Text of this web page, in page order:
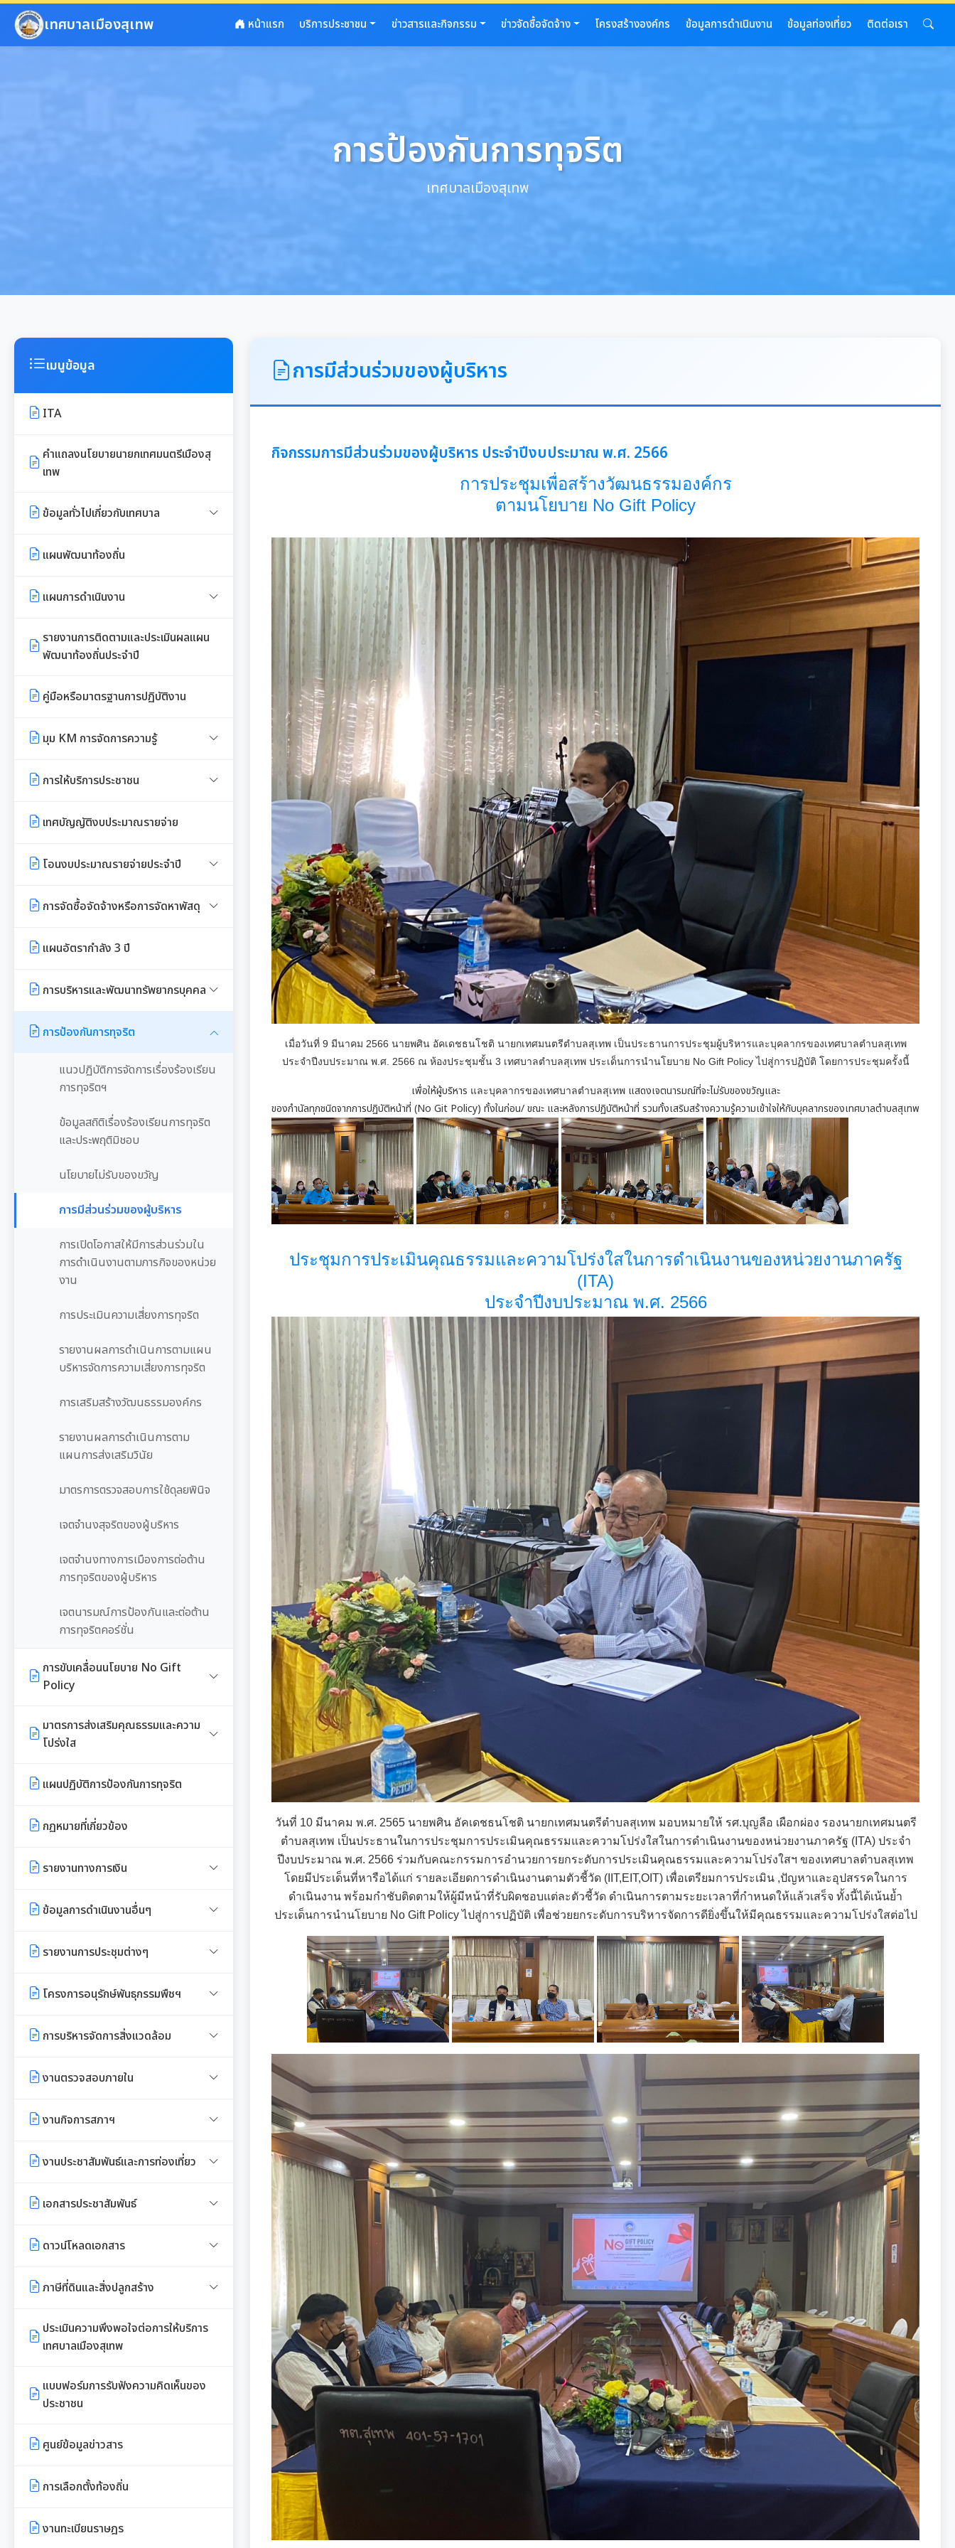
ข้ามไปยังเนื้อหาหลัก
เทศบาลเมืองสุเทพ หน้าแรก บริการประชาชน ข่าวสารและกิจกรรม ข่าวจัดซื้อจัดจ้าง โครงสร้างองค์กร ข้อมูลการดำเนินงาน ข้อมูลท่องเที่ยว ติดต่อเรา
การป้องกันการทุจริต
เทศบาลเมืองสุเทพ
เมนูข้อมูล
ITA
คำแถลงนโยบายนายกเทศมนตรีเมืองสุ
เทพ
ข้อมูลทั่วไปเกี่ยวกับเทศบาล
ประวัติความเป็นมา
แผนพัฒนาท้องถิ่น
แผนการดำเนินงาน
แผนดำเนินงานประจำปี
งานประจำปีรอบ 6 เดือน
รายงานการติดตามและประเมินผลแผน
พัฒนาท้องถิ่นประจำปี
คู่มือหรือมาตรฐานการปฏิบัติงาน
มุม KM การจัดการความรู้
มาตรฐานกำหนดตำแหน่ง
ก.อบต.
มติ ก.ท.จ.เชียงใหม่
การเลื่อนขั้นเงินเดือน
ข้าราชการ
อบรม
และข้าราชการท้องถิ่น
งานราชการ
ผลการคัดเลือกพนักงานผู้มี
คุณธรรมจริยธรรม
ของอปท.
การให้บริการประชาชน
คู่มือหรือแนวทางการขอรับบริการ
ข้อมูลสถิติการให้บริการ
รายงานผลการสำรวจความพึงพอใจ
นโยบายคุ้มครองข้อมูลส่วนบุคคล
เทศบัญญัติงบประมาณรายจ่าย
โอนงบประมาณรายจ่ายประจำปี
โอนงบประมาณรายจ่ายประจำปี
ปี รอบ 6 เดือน
รายงานผลการใช้จ่ายงบประมาณ
การจัดซื้อจัดจ้างหรือการจัดหาพัสดุ
แผนการจัดซื้อจัดจ้างหรือแผนการ
สรุปผลการจัดซื้อจัดจ้าง หรือการ
จัดหาพัสดุรายเดือน
จัดหาพัสดุประจำปี
จัดหาพัสดุ (งบลงทุน)
การจัดหาพัสดุ
การกำหนดอายุการใช้งานและอัตรา
แผนอัตรากำลัง 3 ปี
การบริหารและพัฒนาทรัพยากรบุคคล
หลักเกณฑ์การบริหารและพัฒนา
แผนการบริหารและพัฒนาทรัพยากร
บุคคล
รายงานผลการบริหารและพัฒนา
ทรัพยากรบุคคลประจำปี
ประมวลจริยธรรมสำหรับเจ้าหน้าที่
ของรัฐ
การขับเคลื่อนจริยธรรม
องค์กรสุขภาวะ (Happy
รายงานผลการดำเนินการองค์กรสุข
ภาวะ
การป้องกันการทุจริต
แนวปฏิบัติการจัดการเรื่องร้องเรียน
การทุจริตฯ
ข้อมูลสถิติเรื่องร้องเรียนการทุจริต
และประพฤติมิชอบ
นโยบายไม่รับของขวัญ
การมีส่วนร่วมของผู้บริหาร
การเปิดโอกาสให้มีการส่วนร่วมใน
การดำเนินงานตามภารกิจของหน่วย
งาน
การประเมินความเสี่ยงการทุจริต
รายงานผลการดำเนินการตามแผน
บริหารจัดการความเสี่ยงการทุจริต
การเสริมสร้างวัฒนธรรมองค์กร
รายงานผลการดำเนินการตาม
แผนการส่งเสริมวินัย
มาตรการตรวจสอบการใช้ดุลยพินิจ
เจตจำนงสุจริตของผู้บริหาร
เจตจำนงทางการเมืองการต่อต้าน
การทุจริตของผู้บริหาร
เจตนารมณ์การป้องกันและต่อต้าน
การทุจริตคอร์ชั่น
การขับเคลื่อนนโยบาย No Gift
Policy
ประกาศเจตนารมณ์นโยบาย No
Gift Policy
การขับเคลื่อนนโยบาย No Gift
Policy จากการปฏิบัติหน้าที่
รายงานผลการดำเนินงานตาม
ประโยชน์อื่นใดโดยธรรมจรรยาของ
เจ้าพนักงานของรัฐ
มาตรการส่งเสริมคุณธรรมและความ
โปร่งใส
การนำผลการประเมิน ITA ไปสู่การ
รายงานผลการดำเนินการเพื่อส่ง
ภายในหน่วยงานประจำปี
มาตรการให้ผู้มีส่วนได้เสียมีส่วนร่วม
การจัดซื้อ/จ้าง
มาตรการป้องกันการรับสินบน
มาตรการเผยแพร่ข้อมูลสาธารณะ
แผนปฏิบัติการป้องกันการทุจริต
กฏหมายที่เกี่ยวข้อง
รายงานทางการเงิน
รายรับ-รายจ่ายประจำเดือน
ข้อมูลการดำเนินงานอื่นๆ
รายงานการประเมินประสิทธิภาพ
การส่งเสริมคุณธรรมและการ
รายงานการประชุมต่างๆ
รายงานการประชุมพนักงาน
การประชุมพิจารณาการทบทวน
เทศบัญญัติเทศบาล
โครงการอนุรักษ์พันธุกรรมพืชฯ
งานที่ 1 งานปกปักทรัพยากรท้อง
งานที่ 2 การสำรวจเก็บข้อมูล
ท้องถิ่น
ท้องถิ่น
งานที่ 4 อนุรักษ์และใช้ประโยชน์จาก
งานที่ 6 สนับสนุนในการอนุรักษ์
การจัดการพื้นที่สีเขียวในเมือง
การบริหารจัดการสิ่งแวดล้อม
Green Office
งานตรวจสอบภายใน
การตรวจสอบภายใน
งานกิจการสภาฯ
รายงานการประชุมสภาเทศบาล
กำหนดสมัยประชุม
งานประชาสัมพันธ์และการท่องเที่ยว
แผนงานท่องเที่ยว
เอกสารประชาสัมพันธ์
เอกสารประชาสัมพันธ์กองการศึกษา
เอกสารประชาสัมพันธ์กองคลัง
สาธารณสุขและสิ่งแวดล้อม
สังคม
ประชาสัมพันธ์อาเซียนปี ๒๕๖๒
ดาวน์โหลดเอกสาร
เอกสารดาวน์โหลด: สำนักปลัด
เอกสารดาวน์โหลด: กองคลัง
เอกสารดาวน์โหลด: กองสวัสดิการ
และสิ่งแวดล้อม
ภาษีที่ดินและสิ่งปลูกสร้าง
พรบ./กฎหมาย เอกสาร
ประชาสัมพันธ์
แบบบัญชีรายการที่ดินและสิ่งปลูก
ภ.ด.ส.4
บัญชีราคาประเมินทุนทรัพย์ที่ดินสิ่ง
บัญชีราคาประเมินทุนทรัพย์ (ห้อง
ประเมินความพึงพอใจต่อการให้บริการ
เทศบาลเมืองสุเทพ
แบบฟอร์มการรับฟังความคิดเห็นของ
ประชาชน
ศูนย์ข้อมูลข่าวสาร
การเลือกตั้งท้องถิ่น
งานทะเบียนราษฎร
การมีส่วนร่วมของผู้บริหาร
กิจกรรมการมีส่วนร่วมของผู้บริหาร ประจำปีงบประมาณ พ.ศ. 2566
การประชุมเพื่อสร้างวัฒนธรรมองค์กร
ตามนโยบาย No Gift Policy
เมื่อวันที่ 9 มีนาคม 2566 นายพศิน อัคเดชธนโชติ นายกเทศมนตรีตำบลสุเทพ เป็นประธานการประชุมผู้บริหารและบุคลากรของเทศบาลตำบลสุเทพ
ประจำปีงบประมาณ พ.ศ. 2566 ณ ห้องประชุมชั้น 3 เทศบาลตำบลสุเทพ ประเด็นการนำนโยบาย No Gift Policy ไปสู่การปฏิบัติ โดยการประชุมครั้งนี้
เพื่อให้ผู้บริหาร และบุคลากรของเทศบาลตำบลสุเทพแสดงเจตนารมณ์ที่จะไม่รับของขวัญและ
ของกำนัลทุกชนิดจากการปฏิบัติหน้าที่ (No Git Policy) ทั้งในก่อน/ ขณะ และหลังการปฏิบัติหน้าที่ รวมทั้งเสริมสร้างความรู้ความเข้าใจให้กับบุคลากรของเทศบาลตำบลสุเทพ
ประชุมการประเมินคุณธรรมและความโปร่งใสในการดำเนินงานของหน่วยงานภาครัฐ
(ITA)
ประจำปีงบประมาณ พ.ศ. 2566
วันที่ 10 มีนาคม พ.ศ. 2565 นายพศิน อัคเดชธนโชติ นายกเทศมนตรีตำบลสุเทพ มอบหมายให้ รศ.บุญลือ เผือกผ่อง รองนายกเทศมนตรี
ตำบลสุเทพ เป็นประธานในการประชุมการประเมินคุณธรรมและความโปร่งใสในการดำเนินงานของหน่วยงานภาครัฐ (ITA) ประจำ
ปีงบประมาณ พ.ศ. 2566 ร่วมกับคณะกรรมการอำนวยการยกระดับการประเมินคุณธรรมและความโปร่งใสฯ ของเทศบาลตำบลสุเทพ
โดยมีประเด็นที่หารือได้แก่ รายละเอียดการดำเนินงานตามตัวชี้วัด (IIT,EIT,OIT) เพื่อเตรียมการประเมิน ,ปัญหาและอุปสรรคในการ
ดำเนินงาน พร้อมกำชับติดตามให้ผู้มีหน้าที่รับผิดชอบแต่ละตัวชี้วัด ดำเนินการตามระยะเวลาที่กำหนดให้แล้วเสร็จ ทั้งนี้ได้เน้นย้ำ
ประเด็นการนำนโยบาย No Gift Policy ไปสู่การปฏิบัติ เพื่อช่วยยกระดับการบริหารจัดการดียิ่งขึ้นให้มีคุณธรรมและความโปร่งใสต่อไป